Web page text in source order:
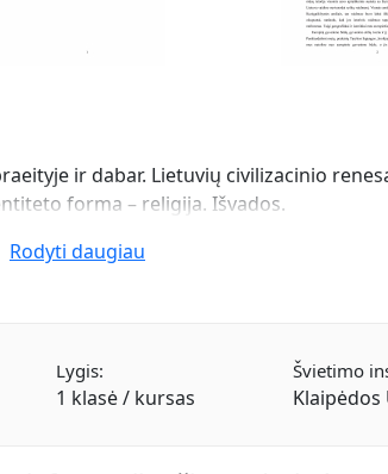
ir dabar. Lietuvių civilizacinio
forma – religija. Išvados.
Rodyti daugiau
Lygis:
1 klasė / kursas
Švietimo